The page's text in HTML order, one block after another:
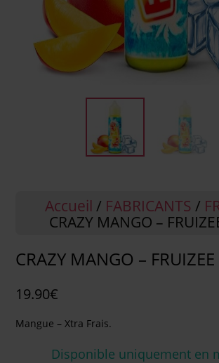
Accueil / FABRICANTS /
CRAZY MANGO –
CRAZY MANGO –
19.90€
Mangue – Xtra Frais.
Disponible uniquement en